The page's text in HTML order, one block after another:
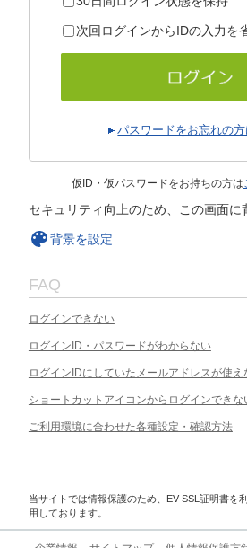
次回ログインからIDの入力を
パスワードをお忘れの方
仮ID・仮パスワードをお持ちの方は
セキュリティ向上のため、この画面に
背景を設定
FAQ
ログインできない
ログインID・パスワードがわからない
ログインIDにしていたメールアドレスが使え
ショートカットアイコンからログインできな
ご利用環境に合わせた各種設定・確認方法
当サイトでは情報保護のため、EV SSL証明書を
用しております。